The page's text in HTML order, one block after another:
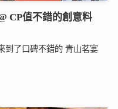
CP值不錯的創意料
到了口碑不錯的 青山茗宴